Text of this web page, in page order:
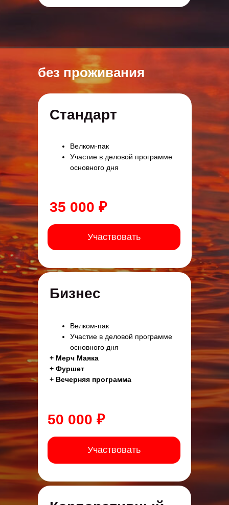
без проживания
Бизнес
Велком-пак
Участие в деловой программе
основного дня
+ Мерч Маяка
+ Фуршет
+ Вечерняя программа
Участвовать
50 000 ₽
Стандарт
Велком-пак
Участие в деловой программе
основного дня
Участвовать
35 000 ₽